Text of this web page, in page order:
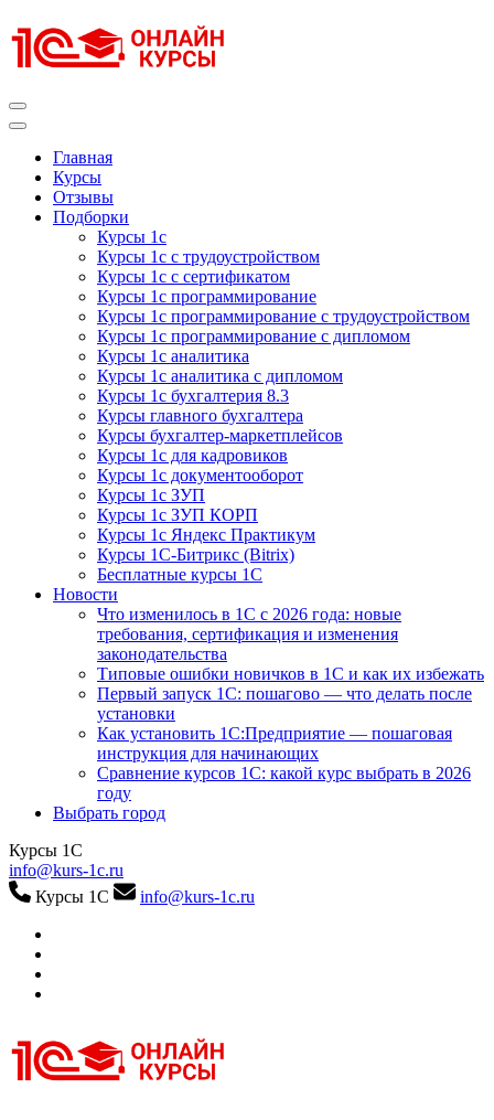
к
содержимому
Главная
Курсы
Отзывы
Подборки
Курсы 1с
Курсы 1с с трудоустройством
Курсы 1с с сертификатом
Курсы 1с программирование
Курсы 1с программирование с трудоустройством
Курсы 1с программирование с дипломом
Курсы 1с аналитика
Курсы 1с аналитика с дипломом
Курсы 1с бухгалтерия 8.3
Курсы главного бухгалтера
Курсы бухгалтер-маркетплейсов
Курсы 1с для кадровиков
Курсы 1с документооборот
Курсы 1с ЗУП
Курсы 1с ЗУП КОРП
Курсы 1с Яндекс Практикум
Курсы 1С-Битрикс (Bitrix)
Бесплатные курсы 1С
Новости
Что изменилось в 1С с 2026 года: новые
требования, сертификация и изменения
законодательства
Типовые ошибки новичков в 1С и как их избежать
Первый запуск 1С: пошагово — что делать после
установки
Как установить 1С:Предприятие — пошаговая
инструкция для начинающих
Сравнение курсов 1С: какой курс выбрать в 2026
году
Выбрать город
Курсы 1С
info@kurs-1c.ru
Курсы 1С
info@kurs-1c.ru